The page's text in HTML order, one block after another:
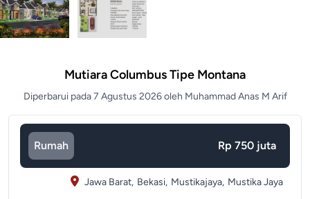
Mutiara Columbus Tipe Montana
Diperbarui pada 7 Agustus 2026 oleh Muhammad Anas M Arif
Rumah Rp 750 juta
Jawa Barat, Bekasi, Mustikajaya, Mustika Jaya